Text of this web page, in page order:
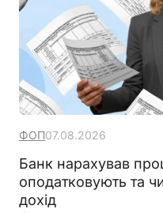
ФОП07.08.2026
Банк нарахував
оподатковують та
дохід